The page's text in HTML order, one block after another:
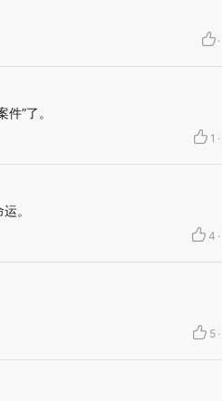
·
”了。
1 ·
。
4 ·
5 ·